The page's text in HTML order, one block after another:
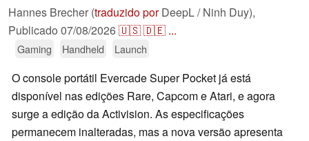
Hannes Brecher (traduzido porDeepL / Ninh Duy),
Publicado 07/08/2026🇺🇸🇩🇪 ...
Gaming Handheld Launch
O console portátil Evercade Super Pocket já está
disponível nas edições Rare, Capcom e Atari, e agora
surge a edição da Activision. As especificações
permanecem inalteradas, mas a nova versão apresenta